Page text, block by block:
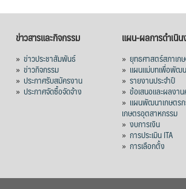
ข่าวสารและกิจกรรม
»ข่าวประชาสัมพันธ์
»ข่าวกิจกรรม
»ประกาศรับสมัครงาน
»ประกาศจัดซื้อจัดจ้าง
แผน-ผลการดำเนิน
» ยุทธศาสตร์สภาเก
» แผนแม่บทเพื่อพัฒ
» รายงานประจำปี
» ข้อเสนอและผลงา
» แผนพัฒนาเกษตร
เกษตรอุตสาหกรรม
» งบการเงิน
» การประเมิน ITA
» การเลือกตั้ง